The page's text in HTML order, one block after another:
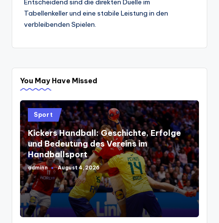
Entscheidend sind die direkten Duelle im
Tabellenkeller und eine stabile Leistung in den
verbleibenden Spielen.
You May Have Missed
Posted
in
Sport
Kickers Handball: Geschichte, Erfolge
und Bedeutung des Vereins im
Handballsport
Posted
by
adminn August 4, 2026